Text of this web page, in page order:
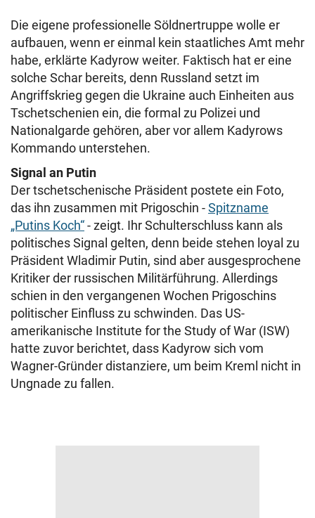
Die eigene professionelle Söldnertruppe wolle er
aufbauen, wenn er einmal kein staatliches Amt mehr
habe, erklärte Kadyrow weiter. Faktisch hat er eine
solche Schar bereits, denn Russland setzt im
Angriffskrieg gegen die Ukraine auch Einheiten aus
Tschetschenien ein, die formal zu Polizei und
Nationalgarde gehören, aber vor allem Kadyrows
Kommando unterstehen.
Signal an Putin
Der tschetschenische Präsident postete ein Foto,
das ihn zusammen mit Prigoschin -Spitzname
„Putins Koch“- zeigt. Ihr Schulterschluss kann als
politisches Signal gelten, denn beide stehen loyal zu
Präsident Wladimir Putin, sind aber ausgesprochene
Kritiker der russischen Militärführung. Allerdings
schien in den vergangenen Wochen Prigoschins
politischer Einfluss zu schwinden. Das US-
amerikanische Institute for the Study of War (ISW)
hatte zuvor berichtet, dass Kadyrow sich vom
Wagner-Gründer distanziere, um beim Kreml nicht in
Ungnade zu fallen.